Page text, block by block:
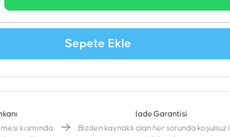
Sepete Ekle
kısmında
İade Garantisi
Bizden kaynaklı olan her sorunda koşulsuz